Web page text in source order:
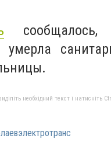
умерла
необхідний текст і натисніть